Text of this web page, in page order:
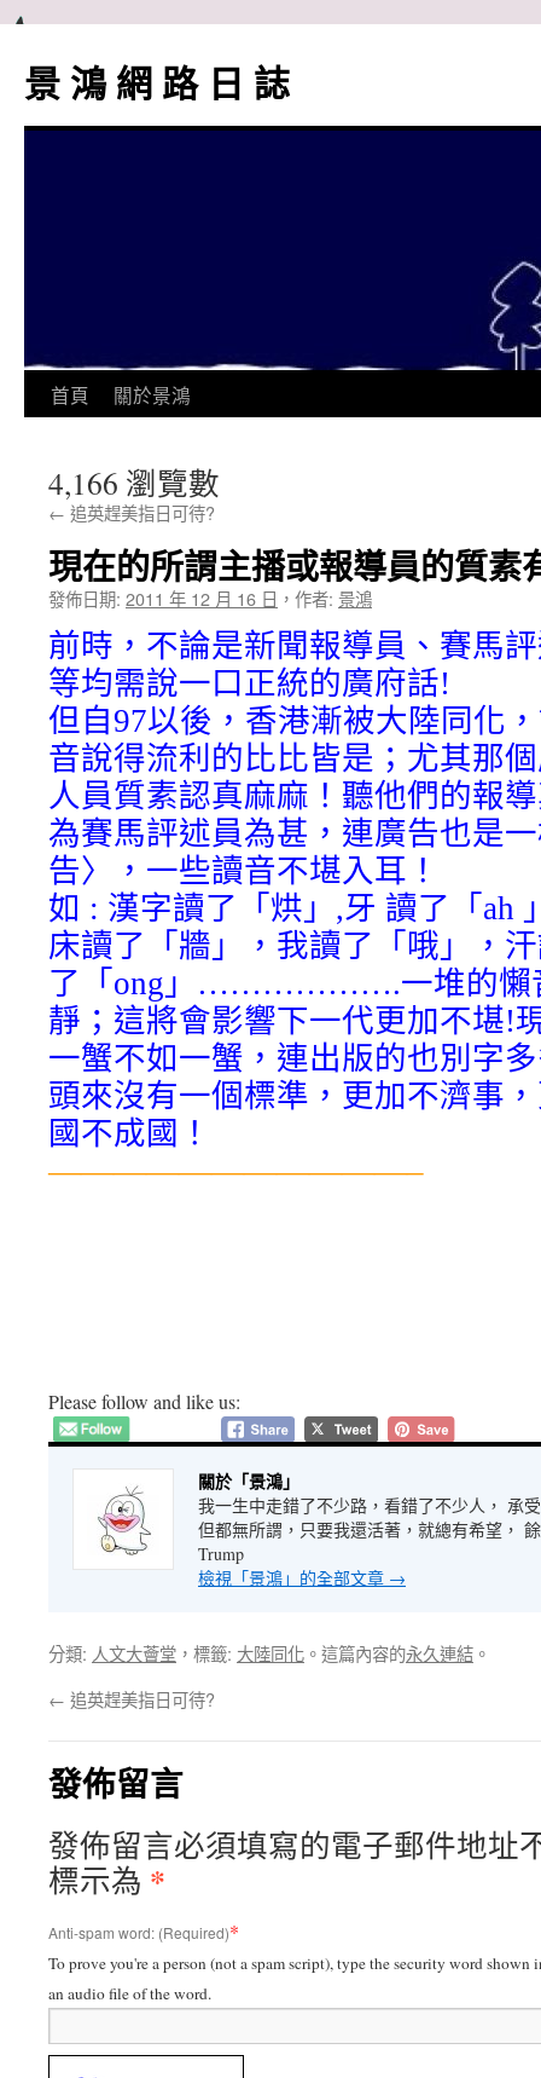
主
要
景 鴻 網 路 日 誌
首頁 關於景鴻
4,166 瀏覽數
← 追英趕美指日可待?
現在的所謂主播或報導員的質素
發佈日期: 2011 年 12 月 16 日 ， 作者: 景鴻
前時，不論是新聞報導員、賽馬
等均需說一口正統的廣府話!
但自97以後，香港漸被大陸同化
音說得流利的比比皆是；尤其那
人員質素認真麻麻！聽他們的報
為賽馬評述員為甚，連廣告也是
告〉，一些讀音不堪入耳！
如 : 漢字讀了「烘」,牙 讀了「ah
床讀了「牆」，我讀了「哦」，
了「ong」……………….一堆的懶
靜；這將會影響下一代更加不堪!
一蟹不如一蟹，連出版的也別字
頭來沒有一個標準，更加不濟事
國不成國！
———————————–
Please follow and like us:
關於「景鴻」
我一生中走錯了不少路，看錯了不少人， 承
但都無所謂，只要我還活著，就總有希望，
Trump
檢視「景鴻」的全部文章 →
分類: 人文大薈堂 ，標籤: 大陸同化 。這篇內容的永久連結 。
← 追英趕美指日可待?
發佈留言
發佈留言必須填寫的電子郵件地址
標示為 *
Anti-spam word: (Required)*
To prove you're a person (not a spam script), type the security word
an audio file of the word.